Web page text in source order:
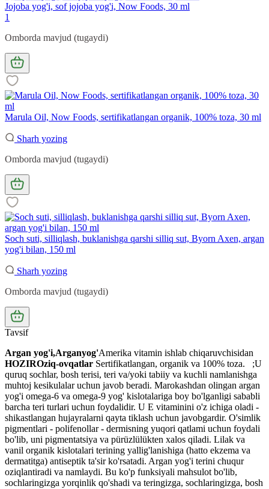
Jojoba yog'i, sof jojoba yog'i, Now Foods, 30 ml
1
Omborda mavjud (tugaydi)
Marula Oil, Now Foods, sertifikatlangan organik, 100% toza, 30 ml
Sharh yozing
Omborda mavjud (tugaydi)
Soch suti, silliqlash, buklanishga qarshi silliq sut, Byorn Axen, argan
yog'i bilan, 150 ml
Sharh yozing
Omborda mavjud (tugaydi)
Tavsif
Argan yog'i,Arganyog'Amerika vitamin ishlab chiqaruvchisidan
HOZIROziq-ovqatlar Sertifikatlangan, organik va 100% toza.
;U
quruq sochlar, bosh terisi, teri va/yoki tabiiy va kuchli namlanishga
muhtoj kesikulalar uchun javob beradi. Marokashdan olingan argan
yog'i omega-6 va omega-9 yog' kislotalariga boy bo'lganligi sababli
barcha teri turlari uchun foydalidir. U E vitaminini o'z ichiga oladi -
shikastlangan hujayralarni qayta tiklash uchun javobgardir. O'simlik
pigmentlari - polifenollar - dermisning yuqori qatlami uchun foydali
bo'lib, uni pigmentatsiya va pürüzlülükten xalos qiladi. Lilak va
vanil organik kislotalari terining yallig'lanishiga (hatto ekzema va
dermatitga) antiseptik ta'sir ko'rsatadi. Argan yog'i terini chuqur
oziqlantiradi va namlaydi. Bu ko'p funksiyali mahsulot bo'lib,
sochlaringizga yorqinlik qo'shadi va teringizga, sochlaringizga, bosh